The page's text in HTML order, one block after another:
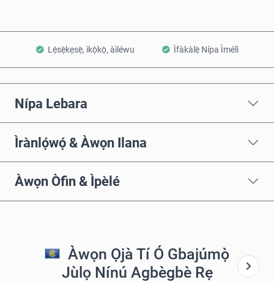
Lẹ́sẹ̀kẹsẹ̀, ìkọ̀kọ̀, àìléwu Ìfàkàlẹ̀ Nípa Ìmélì
Nípa Lebara
Ìrànlọ́wọ́ & Àwọn Ilana
Àwọn Òfin & Ìpèlé
Àwọn Ọjà Tí Ó Gbajúmọ̀
Jùlọ Nínú Agbègbè Rẹ